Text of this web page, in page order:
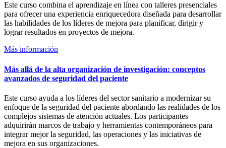
Este curso combina el aprendizaje en línea con talleres presenciales
para ofrecer una experiencia enriquecedora diseñada para desarrollar
las habilidades de los líderes de mejora para planificar, dirigir y
lograr resultados en proyectos de mejora.
Más información
Más allá de la alta organización de investigación: conceptos
avanzados de seguridad del paciente
Este curso ayuda a los líderes del sector sanitario a modernizar su
enfoque de la seguridad del paciente abordando las realidades de los
complejos sistemas de atención actuales. Los participantes
adquirirán marcos de trabajo y herramientas contemporáneos para
integrar mejor la seguridad, las operaciones y las iniciativas de
mejora en sus organizaciones.